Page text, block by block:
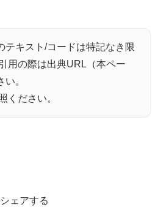
テキスト/コードは特記なき限
用の際は出典URL（本ペー
。
ください。
シェアする